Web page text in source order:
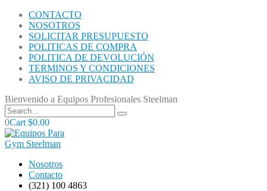
CONTACTO
NOSOTROS
SOLICITAR PRESUPUESTO
POLITICAS DE COMPRA
POLITICA DE DEVOLUCIÓN
TERMINOS Y CONDICIONES
AVISO DE PRIVACIDAD
Bienvenido a Equipos Profesionales Steelman
0Cart $0.00
Nosotros
Contacto
(321) 100 4863